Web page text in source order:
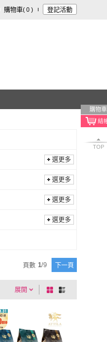
購物車( 0 ) 登記活動
購物車
TOP
選更多
選更多
選更多
選更多
頁數 1/9 下一頁
展開
棋
盤
列